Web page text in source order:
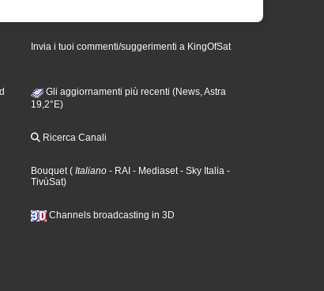
Invia i tuoi commenti/suggerimenti a KingOfSat
Gli aggiornamenti più recenti (News, Astra
19,2°E)
Ricerca Canali
Bouquet( Italiano - RAI - Mediaset- Sky Italia -
TivùSat)
Channels broadcasting in 3D